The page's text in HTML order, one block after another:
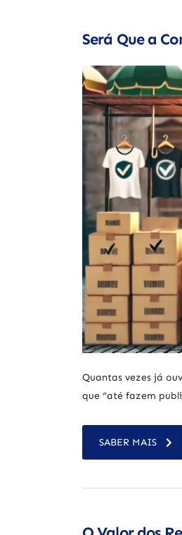
Será Que a
Quantas vezes já
que “até fazem
SABER MAIS